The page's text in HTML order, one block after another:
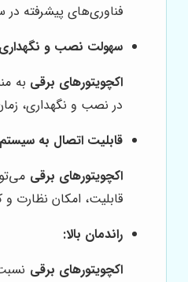
فناوری‌های پیشرفته
سهولت نصب و
اکچویتورهای برقی به
در نصب و نگهداری،
قابلیت اتصال به
اکچویتورهای برقی
قابلیت، امکان نظارت
راندمان بالا:
اکچویتورهای برقی